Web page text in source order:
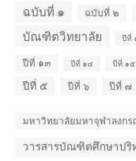
ฉบับที่ ๑ ฉบับที่ ๒
บัณฑิตวิทยาลัย ปีที่
ปีที่ ๑๓
ปีที่ ๑๔ ปีที่ ๑๕
ปีที่ ๕ ปีที่ ๖ ปีที่ ๗
มหาวิทยาลัยมหาจุฬาลงก
วารสารบัณฑิตศึกษาปริ